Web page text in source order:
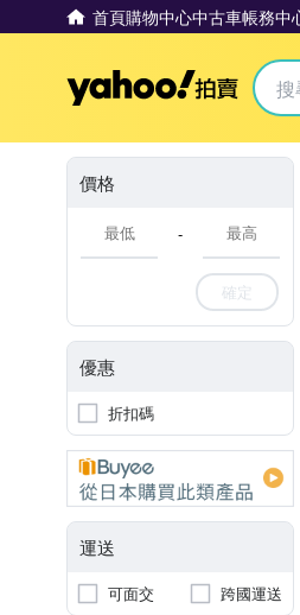
首頁購物中心中古車帳務中
價格
-
確定
優惠
折扣碼
運送
可面交 跨國運送